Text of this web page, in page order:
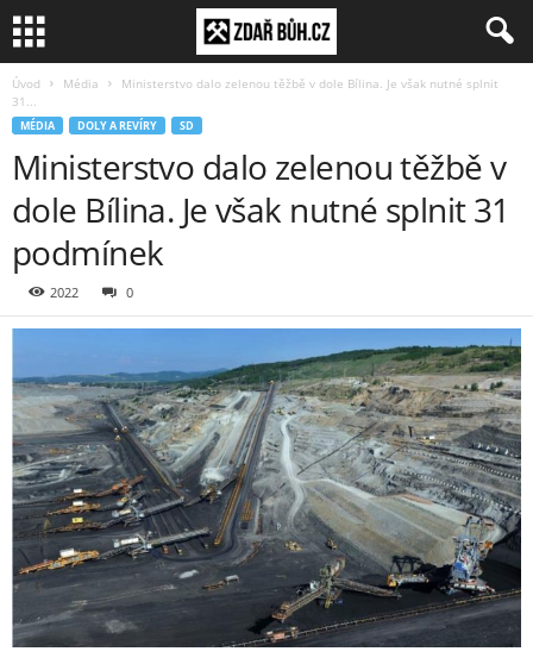
Úvod Média
Ministerstvo dalo zelenou těžbě v dole Bílina. Je však nutné splnit
31...
MÉDIA DOLY A REVÍRY SD
Ministerstvo dalo zelenou těžbě v
dole Bílina. Je však nutné splnit 31
podmínek
2022 0